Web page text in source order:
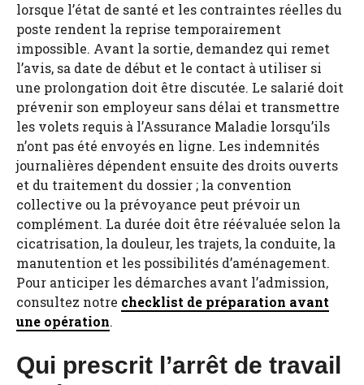
lorsque l’état de santé et les contraintes réelles du
poste rendent la reprise temporairement
impossible. Avant la sortie, demandez qui remet
l’avis, sa date de début et le contact à utiliser si
une prolongation doit être discutée. Le salarié doit
prévenir son employeur sans délai et transmettre
les volets requis à l’Assurance Maladie lorsqu’ils
n’ont pas été envoyés en ligne. Les indemnités
journalières dépendent ensuite des droits ouverts
et du traitement du dossier ; la convention
collective ou la prévoyance peut prévoir un
complément. La durée doit être réévaluée selon la
cicatrisation, la douleur, les trajets, la conduite, la
manutention et les possibilités d’aménagement.
Pour anticiper les démarches avant l’admission,
consultez notre checklist de préparation avant
une opération.
Qui prescrit l’arrêt de travail